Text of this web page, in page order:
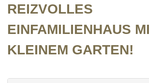
REIZVOLLES
EINFAMILIENHAUS
KLEINEM GARTEN!